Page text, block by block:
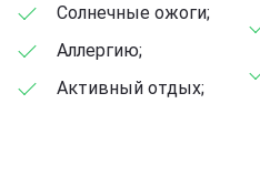
Солнечные ожоги;
Аллергию;
Активный отдых;